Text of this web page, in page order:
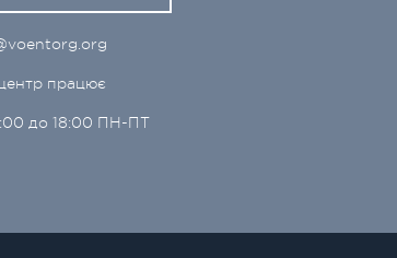
працює
до 18:00 ПН-ПТ